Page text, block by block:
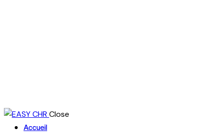
Close
Accueil